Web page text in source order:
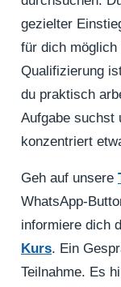
gezielter
für dich
Qualifizierung
du praktisch
Aufgabe suchst
konzentriert
Geh auf unsere
WhatsApp-
informiere dich
Kurs. Ein
Teilnahme. Es